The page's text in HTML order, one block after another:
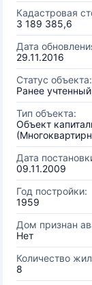
Кадастровая
3 189 385,6
Дата
29.11.2016
Статус объекта:
Ранее учтенный
Тип объекта:
Объект
Дата
09.11.2009
Год постройки:
1959
Дом признан
Нет
Количество
8